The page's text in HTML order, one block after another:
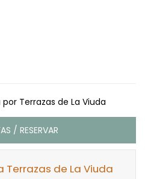
Terrazas de La Viuda
/ RESERVAR
Terrazas de La Viuda